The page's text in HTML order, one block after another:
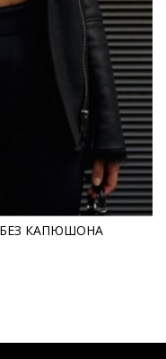
БЕЗ КАПЮШОНА